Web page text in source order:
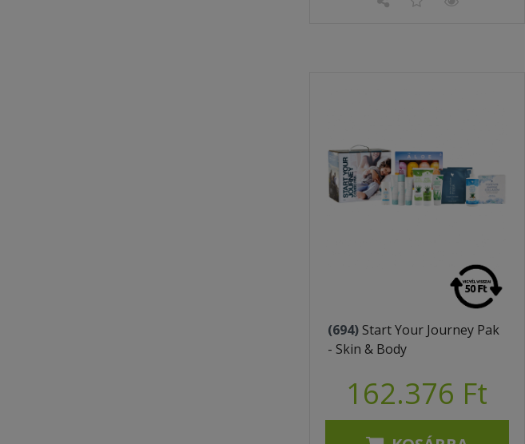
(694) Start Your Journey Pak
- Skin & Body
162.376 Ft